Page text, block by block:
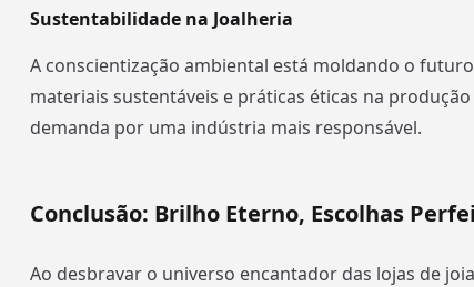
Sustentabilidade na Joalheria
A conscientização ambiental está moldando o
materiais sustentáveis e práticas éticas na
demanda por uma indústria mais responsável.
Conclusão: Brilho Eterno, Escolhas
Ao desbravar o universo encantador das lojas de